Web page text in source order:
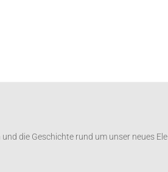
und die Geschichte rund um unser neues